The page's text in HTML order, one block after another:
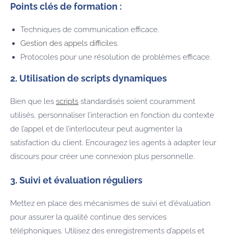
Points clés de formation :
Techniques de communication efficace.
Gestion des appels difficiles.
Protocoles pour une résolution de problèmes efficace.
2. Utilisation de scripts dynamiques
Bien que les scripts standardisés soient couramment
utilisés, personnaliser l’interaction en fonction du contexte
de l’appel et de l’interlocuteur peut augmenter la
satisfaction du client. Encouragez les agents à adapter leur
discours pour créer une connexion plus personnelle.
3. Suivi et évaluation réguliers
Mettez en place des mécanismes de suivi et d’évaluation
pour assurer la qualité continue des services
téléphoniques. Utilisez des enregistrements d’appels et